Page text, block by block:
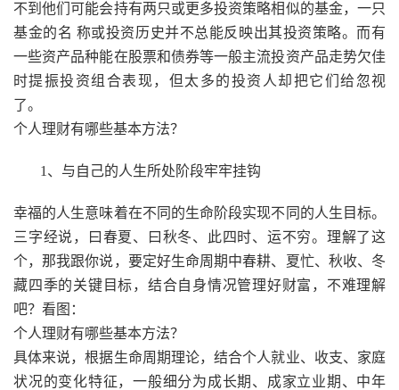
不到他们可能会持有两只或更多投资策略相似的基金，一只
基金的名 称或投资历史并不总能反映出其投资策略。而有
一些资产品种能在股票和债券等一般主流投资产品走势欠佳
时提振投资组合表现，但太多的投资人却把它们给忽视
了。
个人理财有哪些基本方法？
1、与自己的人生所处阶段牢牢挂钩
幸福的人生意味着在不同的生命阶段实现不同的人生目标。
三字经说，曰春夏、曰秋冬、此四时、运不穷。理解了这
个，那我跟你说，要定好生命周期中春耕、夏忙、秋收、冬
藏四季的关键目标，结合自身情况管理好财富，不难理解
吧？看图：
个人理财有哪些基本方法？
具体来说，根据生命周期理论，结合个人就业、收支、家庭
状况的变化特征，一般细分为成长期、成家立业期、中年